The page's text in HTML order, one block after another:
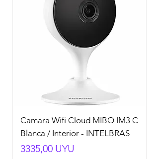
Camara Wifi Cloud MIBO IM3 C
Blanca / Interior - INTELBRAS
Precio
3335,00 UYU